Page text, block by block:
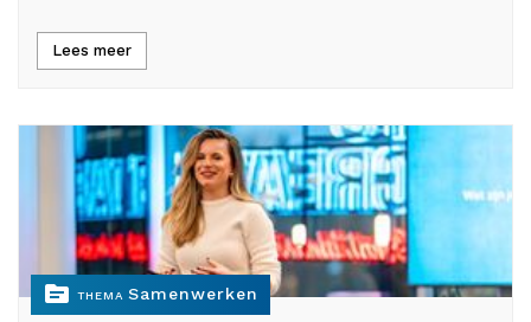
Lees meer
topic THEMA Samenwerken